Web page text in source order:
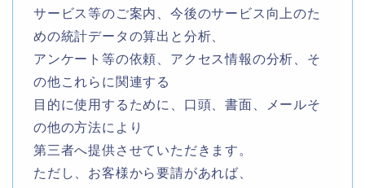
サービス等のご案内、今後のサービス向上のた
めの統計データの算出と分析、
アンケート等の依頼、アクセス情報の分析、そ
の他これらに関連する
目的に使用するために、口頭、書面、メールそ
の他の方法により
第三者へ提供させていただきます。
ただし、お客様から要請があれば、